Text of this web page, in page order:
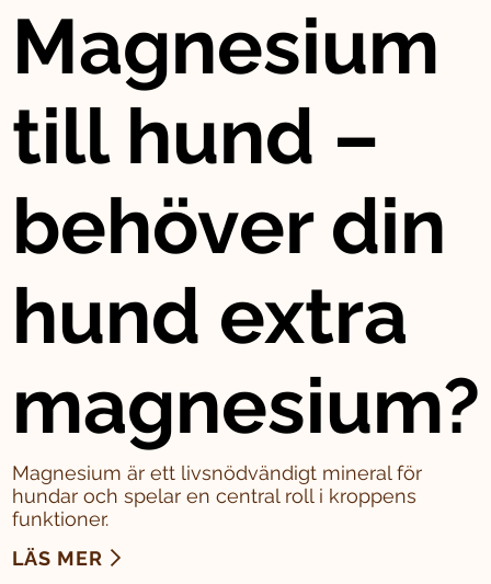
Magnesium
till hund –
behöver din
hund extra
magnesium?
Magnesium är ett livsnödvändigt mineral för
hundar och spelar en central roll i kroppens
funktioner.
LÄS MER